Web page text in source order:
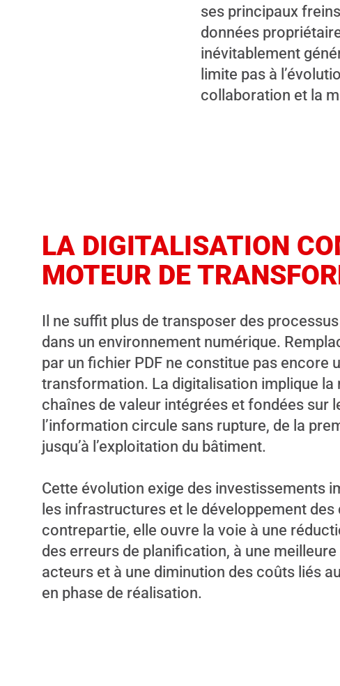
ses principaux
données
inévitablement
limite pas à
collaboration et la
LA DIGITALISATION
MOTEUR DE
Il ne suffit plus de transposer des
dans un environnement numérique.
par un fichier PDF ne constitue pas encore
transformation. La digitalisation implique la
chaînes de valeur intégrées et fondées sur
l’information circule sans rupture, de la
jusqu’à l’exploitation du bâtiment.
Cette évolution exige des investissements
les infrastructures et le développement des
contrepartie, elle ouvre la voie à une
des erreurs de planification, à une
acteurs et à une diminution des coûts liés
en phase de réalisation.